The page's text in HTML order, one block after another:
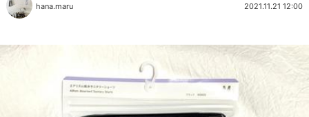
hana.maru 2021.11.21 12:00